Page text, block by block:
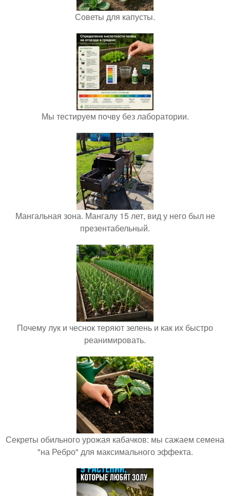
Советы для капусты.
Мы тестируем почву без лаборатории.
Мангальная зона. Мангалу 15 лет, вид у него был не
презентабельный.
Почему лук и чеснок теряют зелень и как их быстро
реанимировать.
Секреты обильного урожая кабачков: мы сажаем семена
"на Ребро" для максимального эффекта.